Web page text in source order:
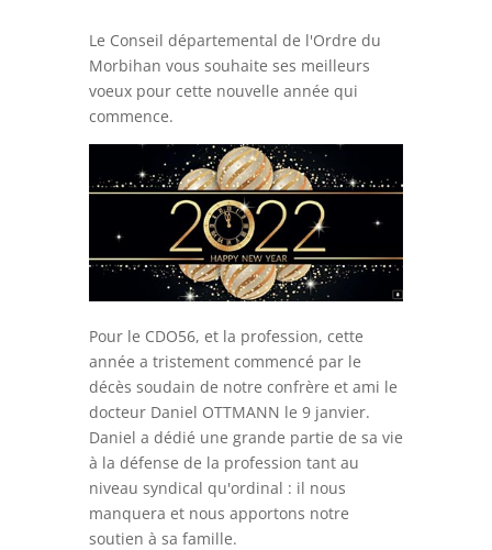
Le Conseil départemental de l'Ordre du
Morbihan vous souhaite ses meilleurs
voeux pour cette nouvelle année qui
commence.
Pour le CDO56, et la profession, cette
année a tristement commencé par le
décès soudain de notre confrère et ami le
docteur Daniel OTTMANN le 9 janvier.
Daniel a dédié une grande partie de sa vie
à la défense de la profession tant au
niveau syndical qu'ordinal : il nous
manquera et nous apportons notre
soutien à sa famille.